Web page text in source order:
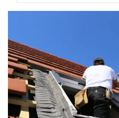
Garagentore
Anmelden / Registrieren
Kontakt / Hilfe